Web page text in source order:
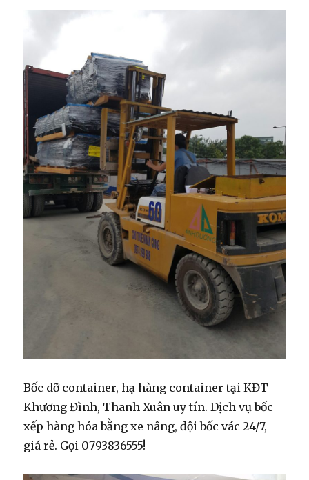
Bốc dỡ container, hạ hàng container tại KĐT
Khương Đình, Thanh Xuân uy tín. Dịch vụ bốc
xếp hàng hóa bằng xe nâng, đội bốc vác 24/7,
giá rẻ. Gọi 0793836555!